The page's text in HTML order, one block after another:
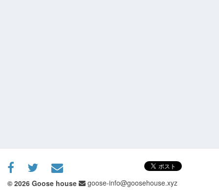
goose-info@goosehouse.xyz
© 2026 Goose house